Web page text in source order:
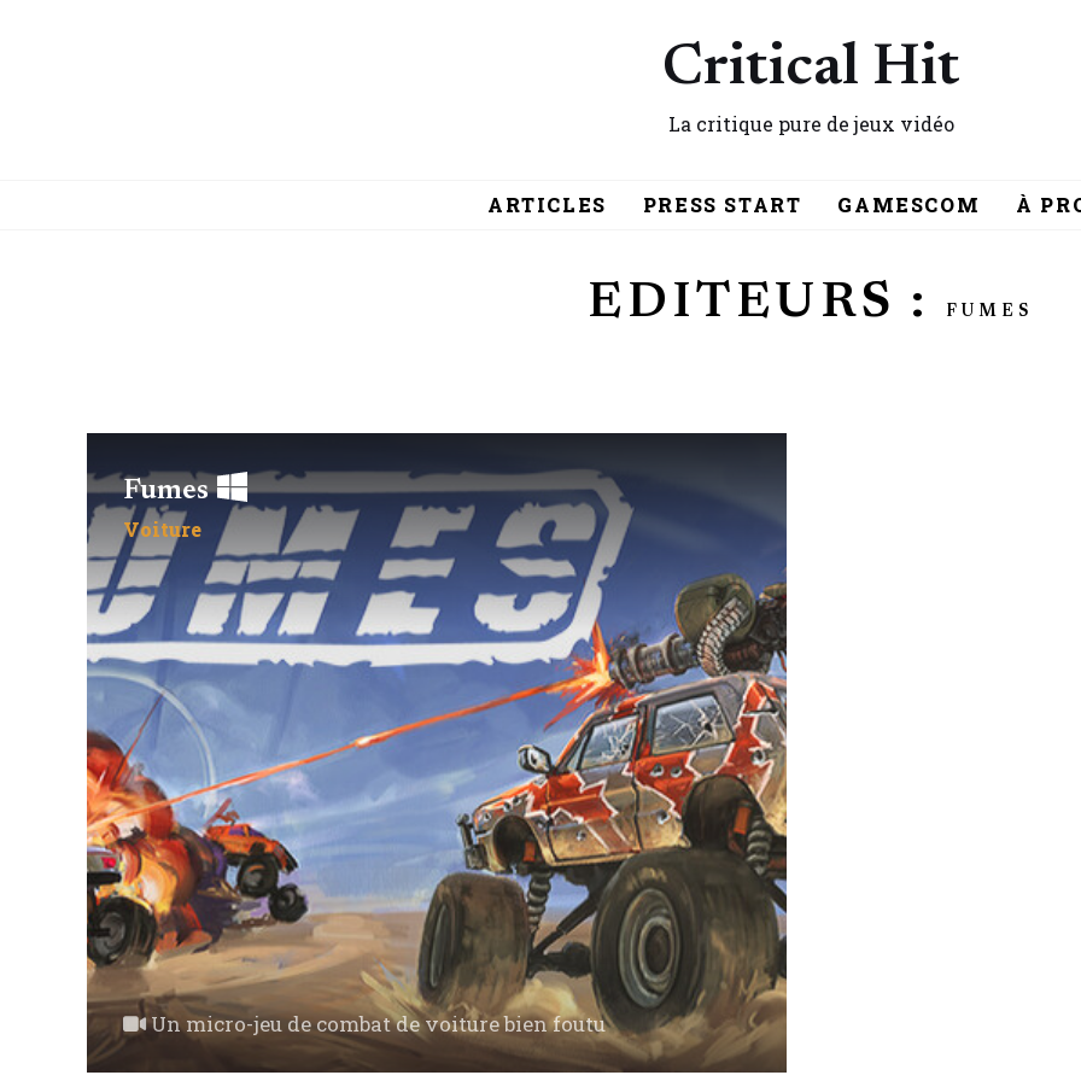
Critical Hit
La critique pure de jeux vidéo
ARTICLES PRESS START GAMESCOM À
EDITEURS : FUMES
Fumes
Voiture
Un micro-jeu de combat de voiture bien foutu